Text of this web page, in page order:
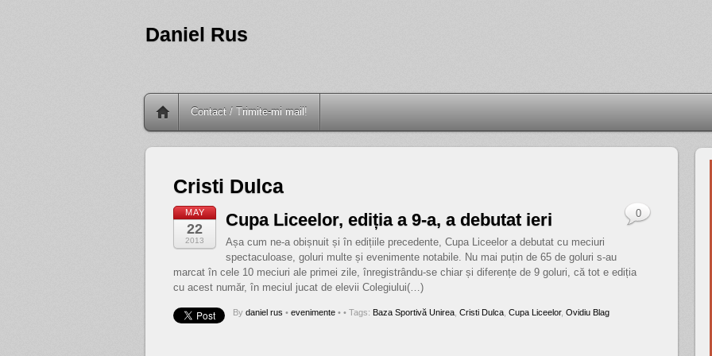
Daniel Rus
Contact / Trimite-mi mail!
Cristi Dulca
MAY
22
2013
Cupa Liceelor, ediția a 9-a, a debutat ieri
Așa cum ne-a obișnuit și în edițiile precedente, Cupa Liceelor a debutat cu meciuri
spectaculoase, goluri multe și evenimente notabile. Nu mai puțin de 65 de goluri s-au
marcat în cele 10 meciuri ale primei zile, înregistrându-se chiar și diferențe de 9 goluri, că tot e ediția
cu acest număr, în meciul jucat de elevii Colegiului(…)
By daniel rus • evenimente •
0
• Tags: Baza Sportivă Unirea Cristi Dulca Cupa Liceelor, Ovidiu Blag